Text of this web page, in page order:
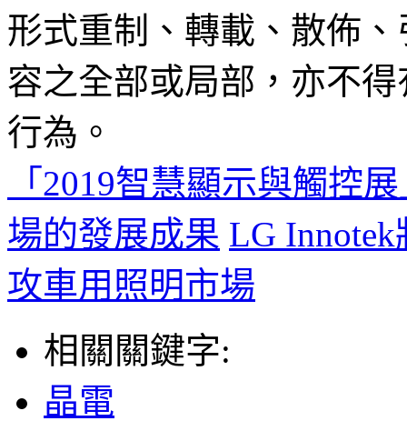
形式重制、轉載、散佈
容之全部或局部，亦不
行為。
「2019智慧顯示與觸控
場的發展成果 LG
攻車用照明市場
相關關鍵字:
晶電